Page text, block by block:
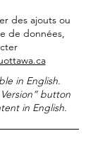
des ajouts ou
de données,
in English.
button
in English.